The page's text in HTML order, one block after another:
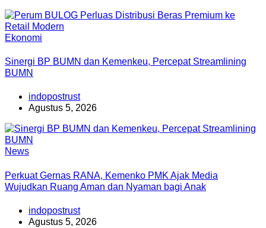
Ekonomi
Sinergi BP BUMN dan Kemenkeu, Percepat Streamlining
BUMN
indopostrust
Agustus 5, 2026
News
Perkuat Gernas RANA, Kemenko PMK Ajak Media
Wujudkan Ruang Aman dan Nyaman bagi Anak
indopostrust
Agustus 5, 2026